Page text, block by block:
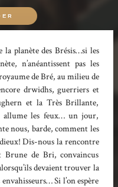
planète des Brésis…si les
n’anéantissent pas les
de Bré, au milieu de
drwidhs, guerriers et
et la Très Brillante,
allume les feux… un jour,
nous, barde, comment les
Dis-nous la rencontre
Brune de Bri, convaincus
devaient trouver la
Si l’on espère